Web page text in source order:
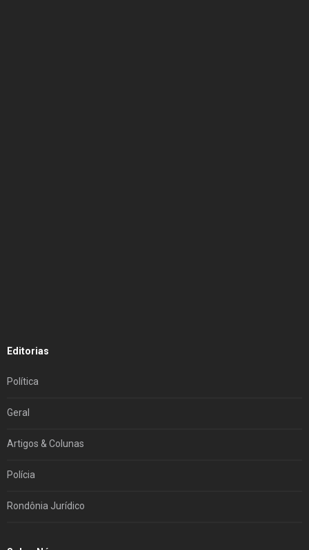
Editorias
Política
Geral
Artigos & Colunas
Polícia
Rondônia Jurídico